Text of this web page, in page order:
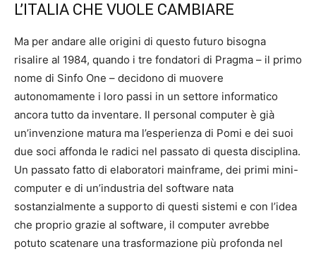
L’ITALIA CHE VUOLE CAMBIARE
Ma per andare alle origini di questo futuro bisogna
risalire al 1984, quando i tre fondatori di Pragma – il primo
nome di Sinfo One – decidono di muovere
autonomamente i loro passi in un settore informatico
ancora tutto da inventare. Il personal computer è già
un’invenzione matura ma l’esperienza di Pomi e dei suoi
due soci affonda le radici nel passato di questa disciplina.
Un passato fatto di elaboratori mainframe, dei primi mini-
computer e di un’industria del software nata
sostanzialmente a supporto di questi sistemi e con l’idea
che proprio grazie al software, il computer avrebbe
potuto scatenare una trasformazione più profonda nel